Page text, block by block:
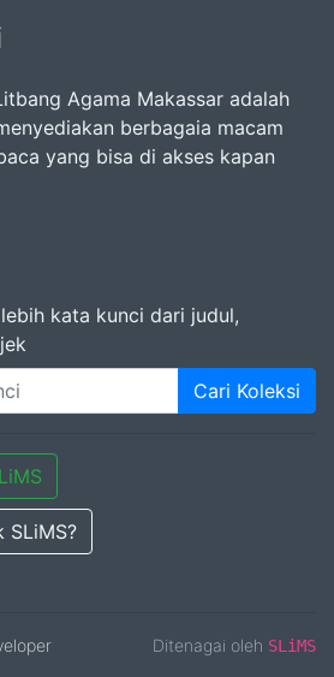
Agama Makassar adalah
berbagaia macam
yang bisa di akses kapan
kata kunci dari judul,
Cari Koleksi
SLiMS?
Ditenagai oleh SLiMS